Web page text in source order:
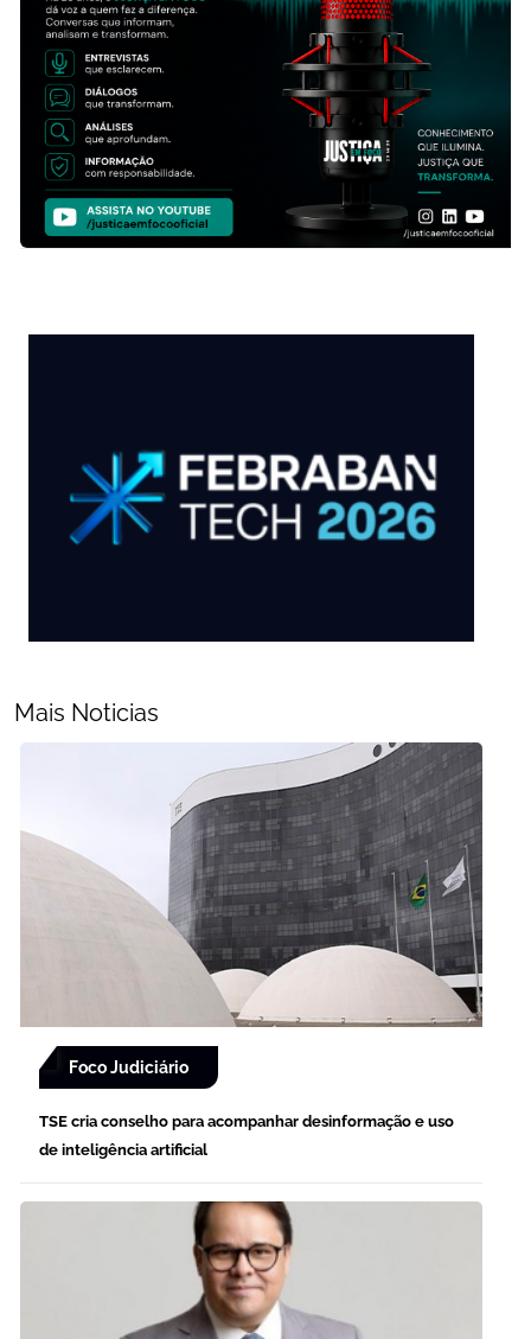
Mais Noticias
Foco Judiciário
TSE cria conselho para acompanhar desinformação e uso
de inteligência artificial